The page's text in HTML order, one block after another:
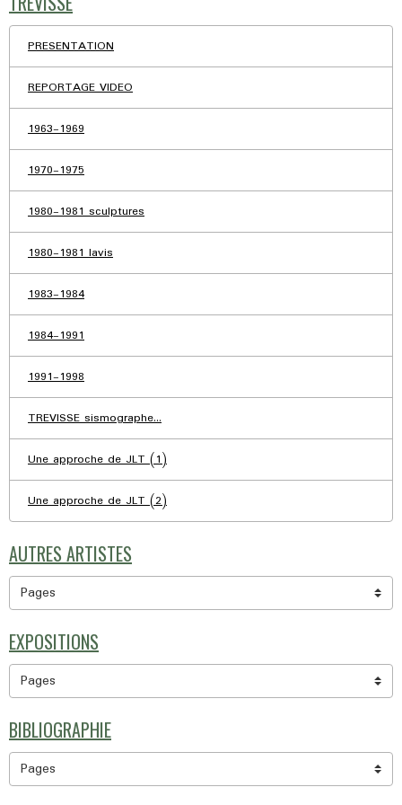
PRESENTATION
REPORTAGE VIDEO
1963-1969
1970-1975
1980-1981 sculptures
1980-1981 lavis
1983-1984
1984-1991
1991-1998
TREVISSE sismographe...
Une approche de JLT (1)
Une approche de JLT (2)
AUTRES ARTISTES
EXPOSITIONS
BIBLIOGRAPHIE